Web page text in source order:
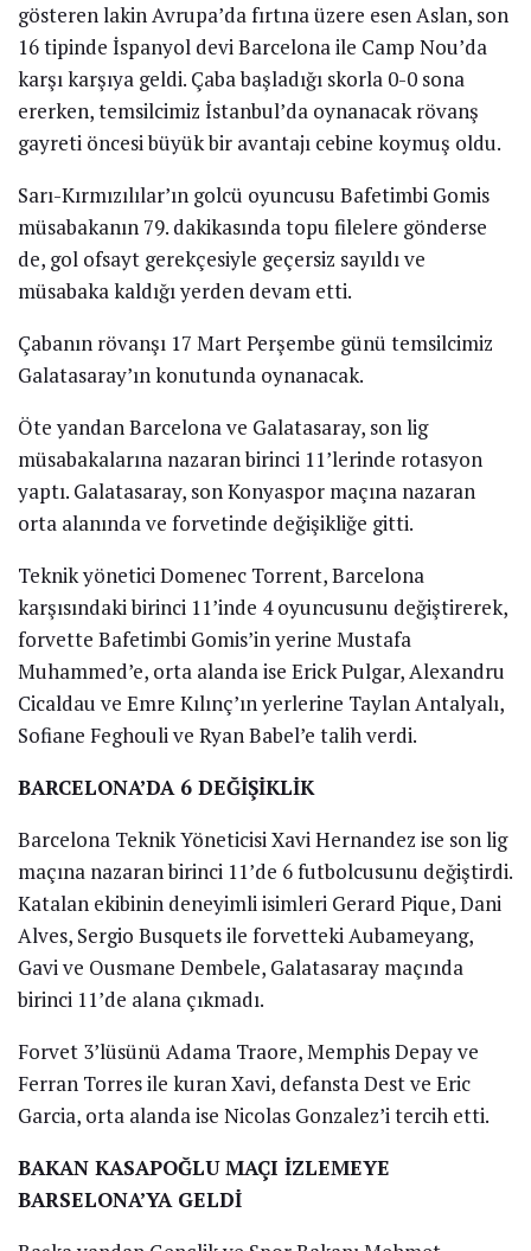
gösteren lakin Avrupa’da fırtına üzere esen Aslan, son
16 tipinde İspanyol devi Barcelona ile Camp Nou’da
karşı karşıya geldi. Çaba başladığı skorla 0-0 sona
ererken, temsilcimiz İstanbul’da oynanacak rövanş
gayreti öncesi büyük bir avantajı cebine koymuş oldu.
Sarı-Kırmızılılar’ın golcü oyuncusu Bafetimbi Gomis
müsabakanın 79. dakikasında topu filelere gönderse
de, gol ofsayt gerekçesiyle geçersiz sayıldı ve
müsabaka kaldığı yerden devam etti.
Çabanın rövanşı 17 Mart Perşembe günü temsilcimiz
Galatasaray’ın konutunda oynanacak.
Öte yandan Barcelona ve Galatasaray, son lig
müsabakalarına nazaran birinci 11’lerinde rotasyon
yaptı. Galatasaray, son Konyaspor maçına nazaran
orta alanında ve forvetinde değişikliğe gitti.
Teknik yönetici Domenec Torrent, Barcelona
karşısındaki birinci 11’inde 4 oyuncusunu değiştirerek,
forvette Bafetimbi Gomis’in yerine Mustafa
Muhammed’e, orta alanda ise Erick Pulgar, Alexandru
Cicaldau ve Emre Kılınç’ın yerlerine Taylan Antalyalı,
Sofiane Feghouli ve Ryan Babel’e talih verdi.
BARCELONA’DA 6 DEĞİŞİKLİK
Barcelona Teknik Yöneticisi Xavi Hernandez ise son lig
maçına nazaran birinci 11’de 6 futbolcusunu değiştirdi.
Katalan ekibinin deneyimli isimleri Gerard Pique, Dani
Alves, Sergio Busquets ile forvetteki Aubameyang,
Gavi ve Ousmane Dembele, Galatasaray maçında
birinci 11’de alana çıkmadı.
Forvet 3’lüsünü Adama Traore, Memphis Depay ve
Ferran Torres ile kuran Xavi, defansta Dest ve Eric
Garcia, orta alanda ise Nicolas Gonzalez’i tercih etti.
BAKAN KASAPOĞLU MAÇI İZLEMEYE
BARSELONA’YA GELDİ